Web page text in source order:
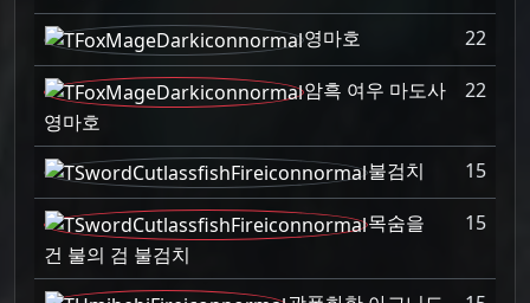
영마호
22
암흑 여우 마도사
영마호
22
불검치
15
목숨을
건 불의 검 불검치
15